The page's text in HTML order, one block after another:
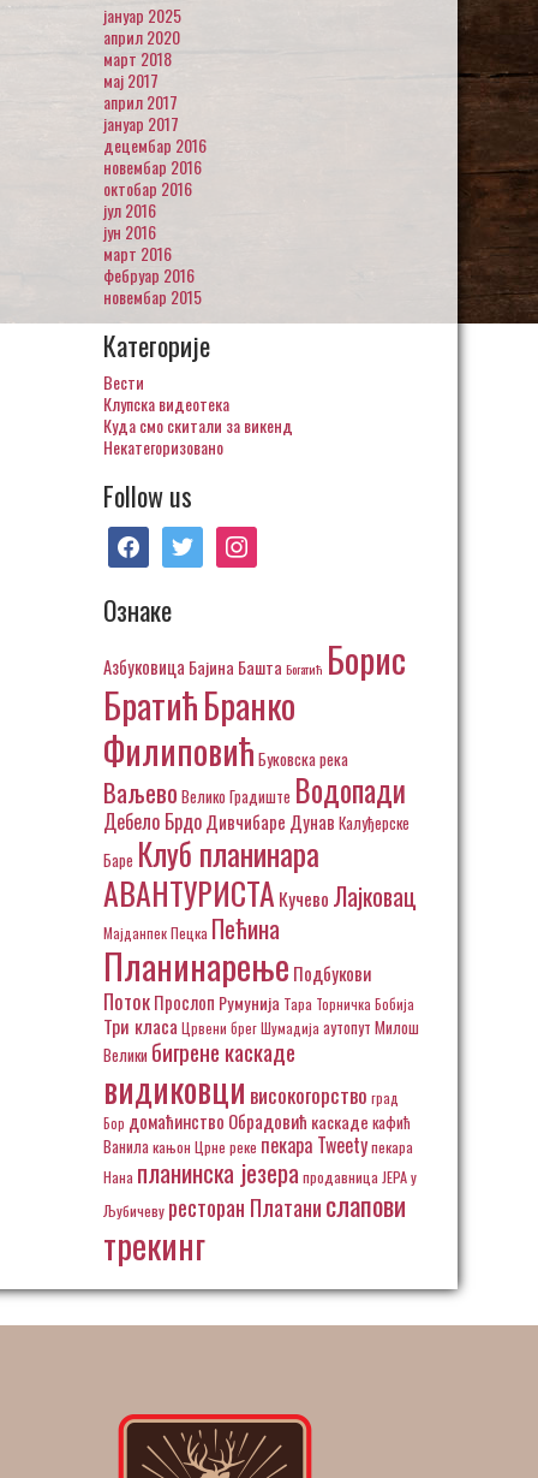
јануар 2025
април 2020
март 2018
мај 2017
април 2017
јануар 2017
децембар 2016
новембар 2016
октобар 2016
јул 2016
јун 2016
март 2016
фебруар 2016
новембар 2015
Категорије
Вести
Клупска видеотека
Куда смо скитали за викенд
Некатегоризовано
Follow us
facebooktwitter instagram
Ознаке
Азбуковица Бајина Башта Богатић Борис
БратићБранко
Филиповић Буковска река
Ваљево Велико Градиште Водопади
Дебело БрдоДивчибаре Дунав Калуђерске
Баре Клуб планинара
АВАНТУРИСТА Кучево Лајковац
МајданпекПецка Пећина
Планинарење Подбукови
ПотокПрослоп Румунија Тара Торничка Бобија
Три класа Црвени брегШумадија аутопут Милош
Велики бигрене каскаде
видиковци високогорство град
Бор домаћинство Обрадовић каскаде кафић
Ванила кањон Црне реке пекара Tweetyпекара
Нана планинска језера продавница ЈЕРА у
Љубичеву ресторан Платанислапови
трекинг